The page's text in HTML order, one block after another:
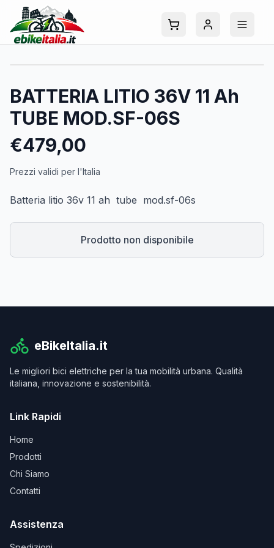
BATTERIA LITIO 36V 11 Ah
TUBE MOD.SF-06S
€479,00
Prezzi validi per l'Italia
Batteria litio 36v 11 ah tube mod.sf-06s
Prodotto non disponibile
eBikeItalia.it
Le migliori bici elettriche per la tua mobilità urbana. Qualità
italiana, innovazione e sostenibilità.
Link Rapidi
Home
Prodotti
Chi Siamo
Contatti
Assistenza